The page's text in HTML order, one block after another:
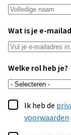
Wat is je e-
Welke rol heb je?
Ik heb de
voorwaarden